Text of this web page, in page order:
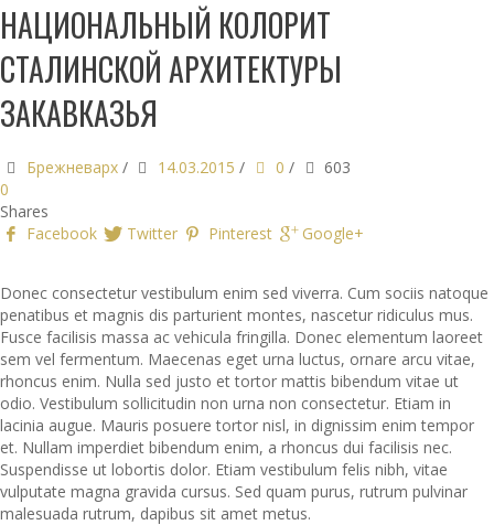
НАЦИОНАЛЬНЫЙ КОЛОРИТ
СТАЛИНСКОЙ АРХИТЕКТУРЫ
ЗАКАВКАЗЬЯ
Брежневарх / 14.03.2015 / 0 /
603
0
Shares
Facebook
Twitter Pinterest Google+
Donec consectetur vestibulum enim sed viverra. Cum sociis natoque
penatibus et magnis dis parturient montes, nascetur ridiculus mus.
Fusce facilisis massa ac vehicula fringilla. Donec elementum laoreet
sem vel fermentum. Maecenas eget urna luctus, ornare arcu vitae,
rhoncus enim. Nulla sed justo et tortor mattis bibendum vitae ut
odio. Vestibulum sollicitudin non urna non consectetur. Etiam in
lacinia augue. Mauris posuere tortor nisl, in dignissim enim tempor
et. Nullam imperdiet bibendum enim, a rhoncus dui facilisis nec.
Suspendisse ut lobortis dolor. Etiam vestibulum felis nibh, vitae
vulputate magna gravida cursus. Sed quam purus, rutrum pulvinar
malesuada rutrum, dapibus sit amet metus.